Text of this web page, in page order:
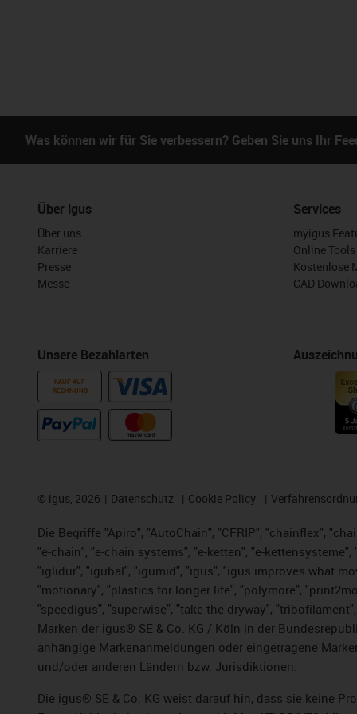
Was können wir für Sie verbessern? Geben Sie uns Ihr
Über igus
Über uns
Karriere
Presse
Messe
Unsere Bezahlarten
KAUF AUF
RECHNUNG
Services
myigus
Online Tools
Kostenlose
CAD
© igus, 2026 Datenschutz Cookie Policy
Die Begriffe "Apiro", "AutoChain", "CFRIP", "chainflex",
"e-chain", "e-chain systems", "e-ketten", "e-
"iglidur", "igubal", "igumid", "igus", "igus improves what
"motionary", "plastics for longer life", "polymore",
"speedigus", "superwise", "take the dryway",
Marken der igus® SE & Co. KG / Köln in der
anhängige Markenanmeldungen oder eingetragene
und/oder anderen Ländern bzw. Jurisdiktionen.
Die igus® SE & Co. KG weist darauf hin, dass sie keine